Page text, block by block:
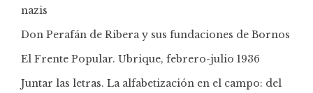
nazis
Don Perafán de Ribera y sus fundaciones de Bornos
El Frente Popular. Ubrique, febrero-julio 1936
Juntar las letras. La alfabetización en el campo: del